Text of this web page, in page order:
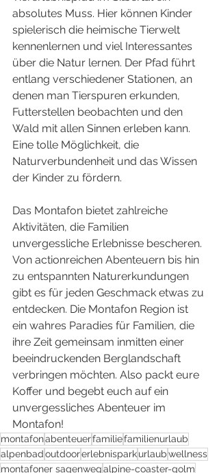
absolutes Muss. Hier können Kinder
spielerisch die heimische Tierwelt
kennenlernen und viel Interessantes
über die Natur lernen. Der Pfad führt
entlang verschiedener Stationen, an
denen man Tierspuren erkunden,
Futterstellen beobachten und den
Wald mit allen Sinnen erleben kann.
Eine tolle Möglichkeit, die
Naturverbundenheit und das Wissen
der Kinder zu fördern.
Das Montafon bietet zahlreiche
Aktivitäten, die Familien
unvergessliche Erlebnisse bescheren.
Von actionreichen Abenteuern bis hin
zu entspannten Naturerkundungen
gibt es für jeden Geschmack etwas zu
entdecken. Die Montafon Region ist
ein wahres Paradies für Familien, die
ihre Zeit gemeinsam inmitten einer
beeindruckenden Berglandschaft
verbringen möchten. Also packt eure
Koffer und begebt euch auf ein
unvergessliches Abenteuer im
Montafon!
montafonabenteuerfamiliefamilienurlaub
alpenbadoutdoorerlebnisparkurlaubwellness
montafoner sagenwegalpine-coaster-golm